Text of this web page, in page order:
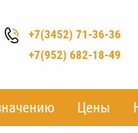
+7(3452) 71-36-36
+7(952) 682-18-49
Цены
Цены